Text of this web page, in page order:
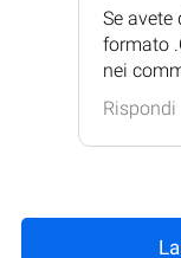
Se avete
formato
nei
Rispondi